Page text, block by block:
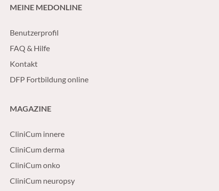
MEINE MEDONLINE
Benutzerprofil
FAQ & Hilfe
Kontakt
DFP Fortbildung online
MAGAZINE
CliniCum innere
CliniCum derma
CliniCum onko
CliniCum neuropsy